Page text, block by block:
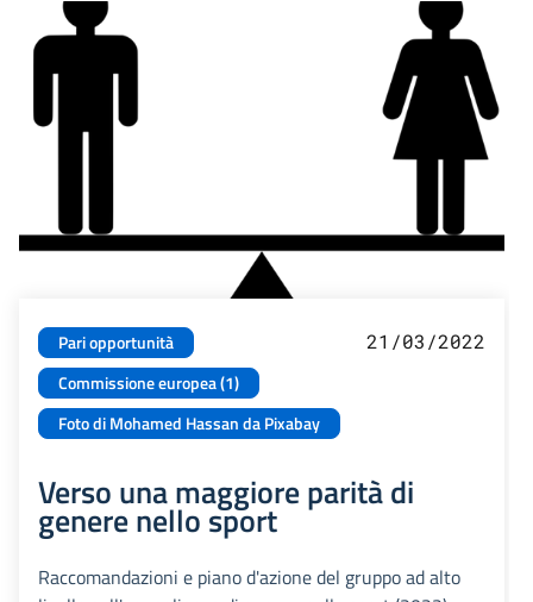
Pari opportunità
Commissione europea (1)
Foto di Mohamed Hassan da Pixabay
21/03/2022
Verso una maggiore parità di
genere nello sport
Raccomandazioni e piano d'azione del gruppo ad alto